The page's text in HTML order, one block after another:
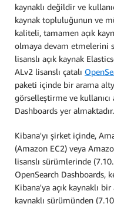
kaynaklı değildir ve
kaynak topluluğunun ve
kaliteli, tamamen açık
olmaya devam etmelerini
lisanslı açık kaynak
ALv2 lisanslı çatalı
paketi içinde bir arama
görselleştirme ve
Dashboards yer almaktadır.
Kibana'yı şirket içinde,
(Amazon EC2) veya
lisanslı sürümlerinde
OpenSearch Dashboards,
Kibana'ya açık kaynaklı
kaynaklı sürümünden